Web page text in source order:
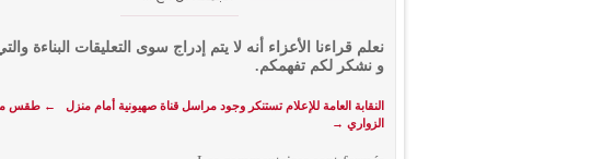
نعلم قراءنا الأعزاء أنه لا يتم إدراج سوى التعليقات البناءة
و نشكر لكم تفهمكم.
← طقس
النقابة العامة للإعلام تستنكر وجود مراسل قناة صهيونية أمام منزل
الزواري →